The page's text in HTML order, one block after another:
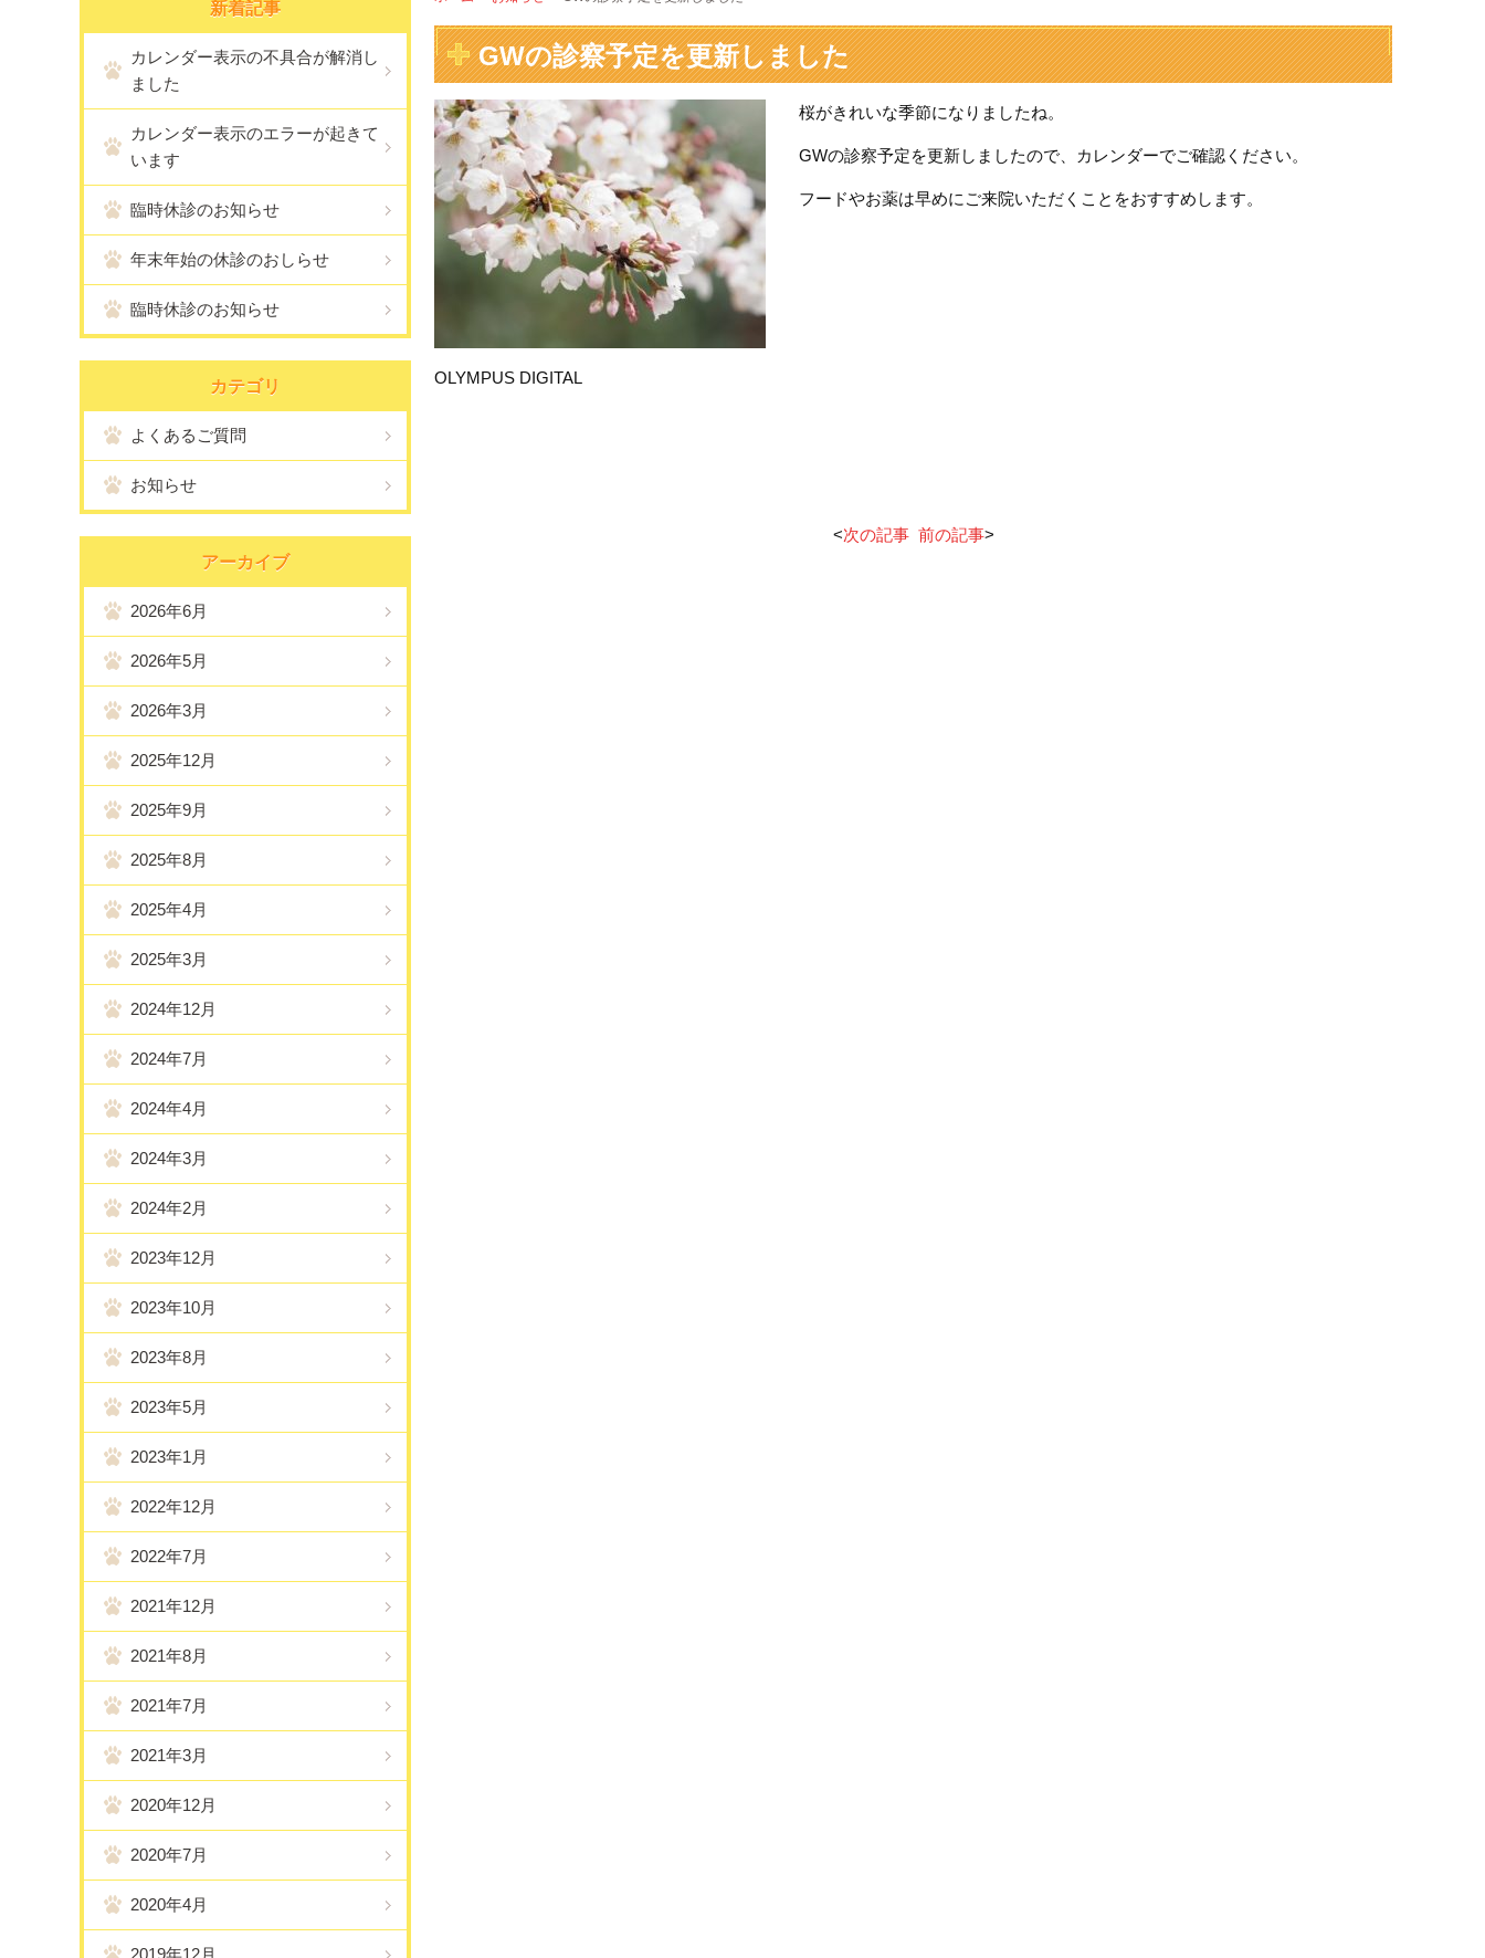
GWの診察予定を更新しました
OLYMPUS DIGITAL
桜がきれいな季節になりましたね。
GWの診察予定を更新しましたので、カレンダーでご確認ください。
フードやお薬は早めにご来院いただくことをおすすめします。
<次の記事 前の記事>
新着記事
カレンダー表示の不具合が解消し
ました
カレンダー表示のエラーが起きて
います
臨時休診のお知らせ
年末年始の休診のおしらせ
臨時休診のお知らせ
カテゴリ
よくあるご質問
お知らせ
アーカイブ
2026年6月
2026年5月
2026年3月
2025年12月
2025年9月
2025年8月
2025年4月
2025年3月
2024年12月
2024年7月
2024年4月
2024年3月
2024年2月
2023年12月
2023年10月
2023年8月
2023年5月
2023年1月
2022年12月
2022年7月
2021年12月
2021年8月
2021年7月
2021年3月
2020年12月
2020年7月
2020年4月
2019年12月